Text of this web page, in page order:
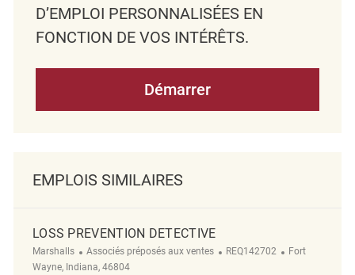
D’EMPLOI PERSONNALISÉES EN
FONCTION DE VOS INTÉRÊTS.
Démarrer
EMPLOIS SIMILAIRES
LOSS PREVENTION DETECTIVE
Marshalls Catégorie
Associés préposés aux ventes ReqId
REQ142702 Emplacement
Fort
Wayne, Indiana, 46804